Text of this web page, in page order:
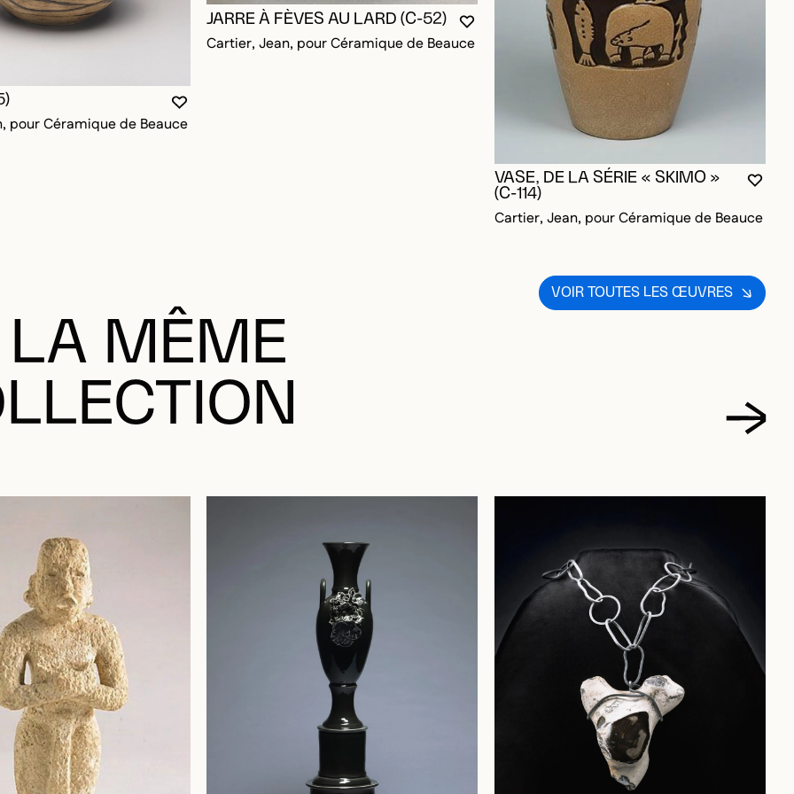
VOUS DEVEZ ÊTRE CONNECTÉ POUR AJOUTER AUX FAVORIS
FERMER LA MODALE
OUVRIR LA MODALE
pour Céramique de Beauce
VOUS DEVEZ ÊTRE CONNECTÉ POUR AJOUTER
FERMER LA MODALE
OUVRIR LA MODALE
JARRE À FÈVES AU LARD (C-52)
Cartier, Jean, pour Céramique de Beauce
VASE, DE LA SÉRIE « SKIMO »
(C-114)
Cartier, Jean, pour Céramique de Beauce
VOIR TOUTES LES ŒUVRES
LA MÊME